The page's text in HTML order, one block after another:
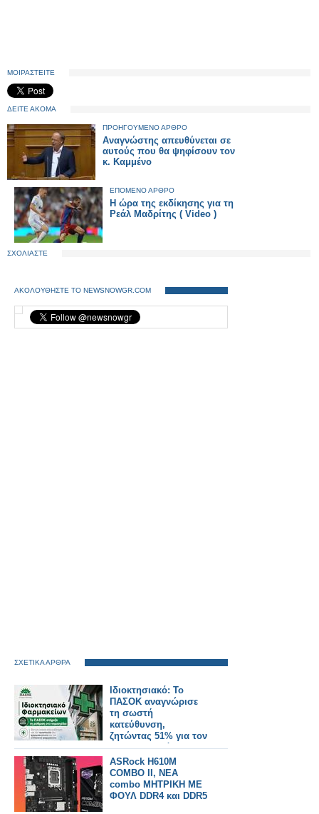
ΜΟΙΡΑΣΤΕΙΤΕ
ΔΕΙΤΕ ΑΚΟΜΑ
ΠΡΟΗΓΟΥΜΕΝΟ ΑΡΘΡΟ
Αναγνώστης απευθύνεται σε
αυτούς που θα ψηφίσουν τον
κ. Καμμένο
ΕΠΟΜΕΝΟ ΑΡΘΡΟ
Η ώρα της εκδίκησης για τη
Ρεάλ Μαδρίτης ( Video )
ΣΧΟΛΙΑΣΤΕ
ΑΚΟΛΟΥΘΗΣΤΕ ΤΟ NEWSNOWGR.COM
ΣΧΕΤΙΚΑ ΑΡΘΡΑ
Ιδιοκτησιακό: Το
ΠΑΣΟΚ αναγνώρισε
τη σωστή
κατεύθυνση,
ζητώντας 51% για τον
φαρμακοποιό
ASRock H610M
COMBO II, ΝΕΑ
combo ΜΗΤΡΙΚΗ ΜΕ
ΦΟΥΛ DDR4 και DDR5